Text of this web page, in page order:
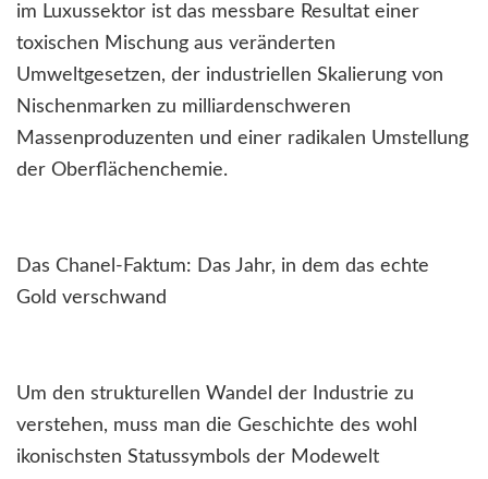
im Luxussektor ist das messbare Resultat einer
toxischen Mischung aus veränderten
Umweltgesetzen, der industriellen Skalierung von
Nischenmarken zu milliardenschweren
Massenproduzenten und einer radikalen Umstellung
der Oberflächenchemie.
Das Chanel-Faktum: Das Jahr, in dem das echte
Gold verschwand
Um den strukturellen Wandel der Industrie zu
verstehen, muss man die Geschichte des wohl
ikonischsten Statussymbols der Modewelt